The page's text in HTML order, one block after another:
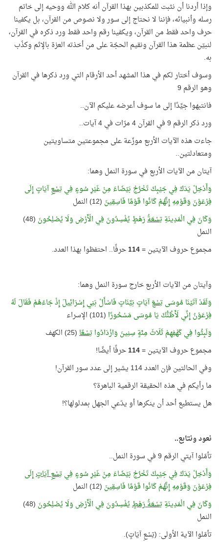
وإذا أردنا أن نثبت للمكذبين بهذا القرآن أنه كلام الله ووحيه إلى خاتم
رسله وأنبيائه، فإننا لا نحتاج إلى سور ولا نصوص من القرآن، بل يكفينا
حرف واحد فقط من القرآن، ويكفينا رقم واحد فقط ورد ذكره في القرآن،
لنبيّن عظمة هذا القرآن ونقيم الحجّة على من أخذته العزة بالإثم وكذّب
به.
وسوف أختار لكم في هذا المشهد أحد الأرقام التي ورد ذكرها في القرآن
وهو الرقم 9
فانتبهوا جيِّدًا إلى ما سوف أعرضه عليكم الآن..
ورد ذكر الرقم 9 في القرآن 4 مرّات في 4 آيات..
جاءت هذه الآيات الأربع موزّعة على مجموعتين متساويتين
ومتعادلتين..
آيتان من الآيات الأربع في سورة النمل وهما:
وَأَدْخِلْ يَدَكَ فِي جَيْبِكَ تَخْرُجْ بَيْضَاءَ مِنْ غَيْرِ سُوءٍ فِيتِسْعِآيَاتٍ إِلَى
فِرْعَوْنَ وَقَوْمِهِ إِنَّهُمْ كَانُوا قَوْمًا فَاسِقِينَ (12) النمل
وَكَانَ فِي الْمَدِينَةِتِسْعَةُرَهْطٍ يُفْسِدُونَ فِي الْأَرْضِ وَلَا يُصْلِحُونَ
(48)
النمل
مجموع حروف الآيتين =114حرفًا.. احتفظوا بهذا العدد.
وآيتان من الآيات الأربع خارج سورة النمل وهما:
وَلَقَدْ آتَيْنَا مُوسَىتِسْعَآيَاتٍ بَيِّنَاتٍ فَاسْأَلْ بَنِي إِسْرَائِيلَ إِذْ جَاءَهُمْ فَقَالَ لَهُ
فِرْعَوْنُ إِنِّي لَأَظُنُّكَ يَا مُوسَى مَسْحُورًا (101) الإسراء
وَلَبِثُوا فِي كَهْفِهِمْ ثَلَاثَ مِئَةٍ سِنِينَ وَازْدَادُواتِسْعًا(25) الكهف
مجموع حروف الآيتين =114حرفًا أيضًا!
وفي الحالتين فإن العدد 114 يشير إلى عدد سور القرآن!
ما رأيكم في هذه الحقيقة الرقمية الباهرة؟
هل يستطيع أحد أن ينكرها أو يدّعي الجهل بمدلولها؟!
نعود ونتابع..
تأمّلوا آيتي الرقم 9 في سورة النمل..
وَأَدْخِلْ يَدَكَ فِي جَيْبِكَ تَخْرُجْ بَيْضَاءَ مِنْ غَيْرِ سُوءٍ فِيتِسْعِ آيَاتٍإِلَى
فِرْعَوْنَ وَقَوْمِهِ إِنَّهُمْ كَانُوا قَوْمًا فَاسِقِينَ (12) النمل
وَكَانَ فِي الْمَدِينَةِتِسْعَةُ رَهْطٍيُفْسِدُونَ فِي الْأَرْضِ وَلَا يُصْلِحُونَ
(48)
النمل
تأمّلوا الآية الأولى: (تِسْعِ آيَاتٍ).